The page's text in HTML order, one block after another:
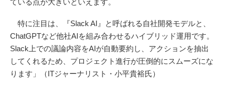
ている点が大きいといえます。
特に注目は、『Slack AI』と呼ばれる自社開発モデルと、
ChatGPTなど他社AIを組み合わせるハイブリッド運用です。
Slack上での議論内容をAIが自動要約し、アクションを抽出
してくれるため、プロジェクト進行が圧倒的にスムーズにな
ります」（ITジャーナリスト・小平貴裕氏）